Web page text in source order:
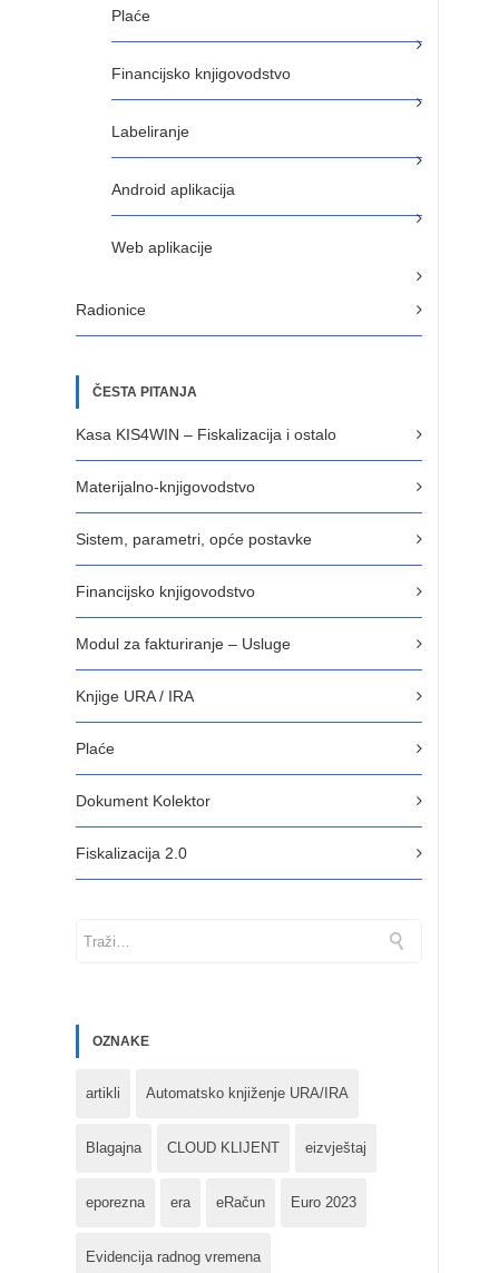
Plaće
Financijsko knjigovodstvo
Labeliranje
Android aplikacija
Web aplikacije
Radionice
ČESTA PITANJA
Kasa KIS4WIN – Fiskalizacija i ostalo
Materijalno-knjigovodstvo
Sistem, parametri, opće postavke
Financijsko knjigovodstvo
Modul za fakturiranje – Usluge
Knjige URA / IRA
Plaće
Dokument Kolektor
Fiskalizacija 2.0
OZNAKE
artikli Automatsko knjiženje URA/IRA
Blagajna CLOUD KLIJENT eizvještaj
eporezna era eRačun Euro 2023
Evidencija radnog vremena